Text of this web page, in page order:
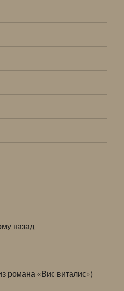
назад
романа «Вис виталис»)